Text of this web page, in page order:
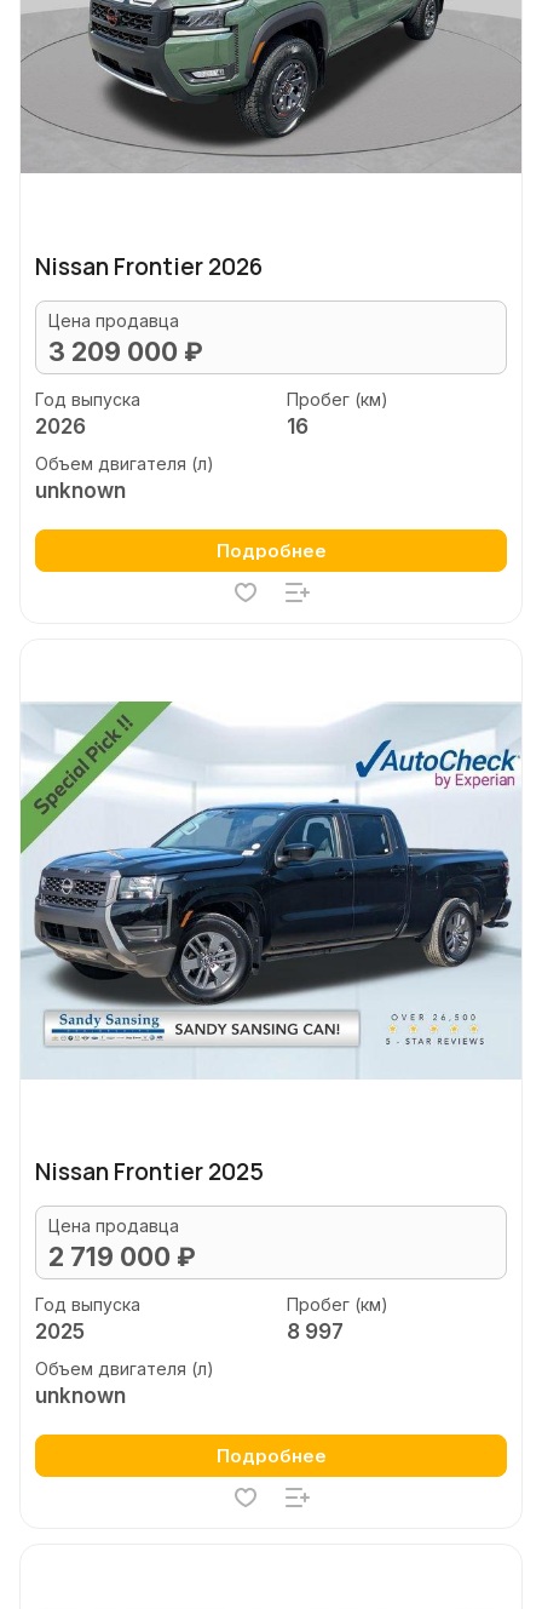
Nissan Frontier 2026
Цена продавца
3 209 000 ₽
Год выпуска
2026
Пробег (км)
16
Объем двигателя (л)
unknown
Подробнее
Nissan Frontier 2025
Цена продавца
2 719 000 ₽
Год выпуска
2025
Пробег (км)
8 997
Объем двигателя (л)
unknown
Подробнее